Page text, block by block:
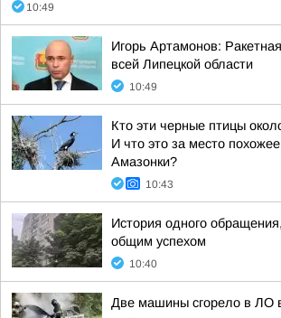
10:49
Игорь Артамонов:
всей Липецкой области
10:49
Кто эти черные птицы
И что это за место
Амазонки?
10:43
История одного
общим успехом
10:40
Две машины сгорело в ЛО